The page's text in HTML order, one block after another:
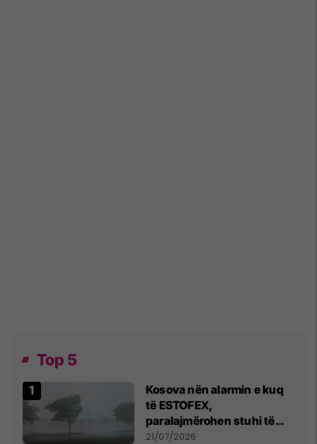
Top 5
Kosova nën alarmin e kuq
të ESTOFEX,
paralajmërohen stuhi të
fuqishme me breshër dhe
21/07/2026